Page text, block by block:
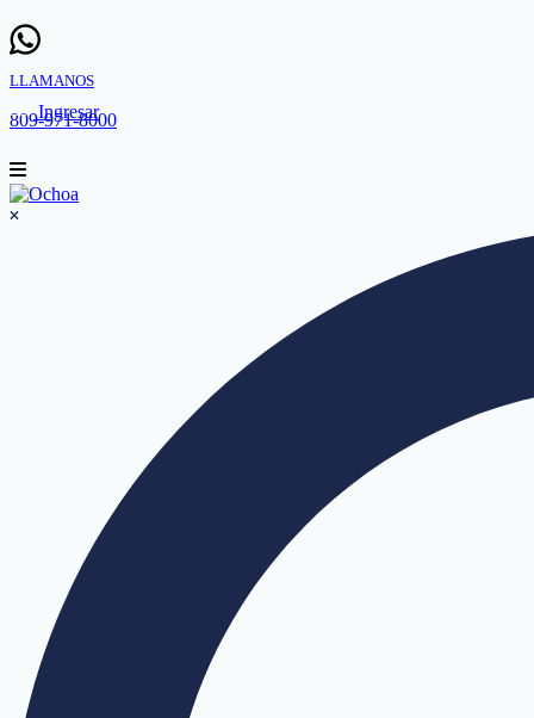
LLAMANOS
809-971-8000
Ingresar